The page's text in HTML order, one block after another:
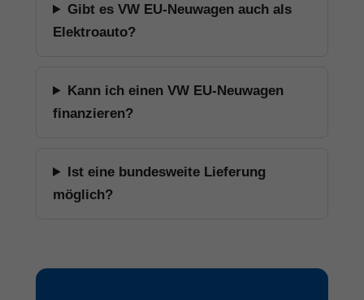
Gibt es VW EU-Neuwagen auch als
Elektroauto?
Kann ich einen VW EU-Neuwagen
finanzieren?
Ist eine bundesweite Lieferung
möglich?